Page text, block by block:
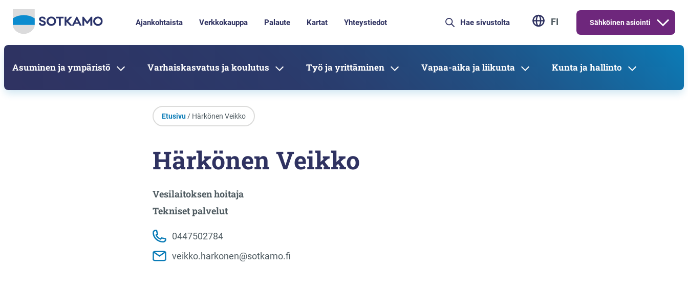
Ajankohtaista Verkkokauppa Palaute Kartat Yhteystiedot FI Sähköinen asiointi
Asuminen ja ympäristö Varhaiskasvatus ja koulutus Työ ja yrittäminen Vapaa-aika ja liikunta Kunta ja hallinto
Etusivu/ Härkönen Veikko
Härkönen Veikko
Vesilaitoksen hoitaja
Tekniset palvelut
0447502784
veikko.harkonen@sotkamo.fi